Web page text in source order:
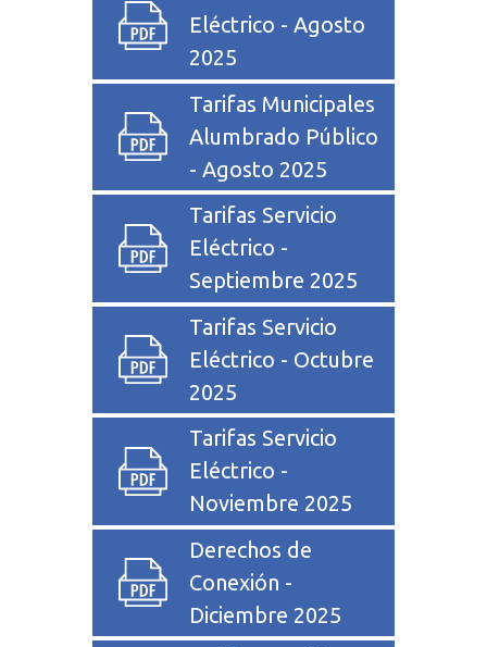
Eléctrico - Agosto
2025
Tarifas Municipales
Alumbrado Público
- Agosto 2025
Tarifas Servicio
Eléctrico -
Septiembre 2025
Tarifas Servicio
Eléctrico - Octubre
2025
Tarifas Servicio
Eléctrico -
Noviembre 2025
Derechos de
Conexión -
Diciembre 2025